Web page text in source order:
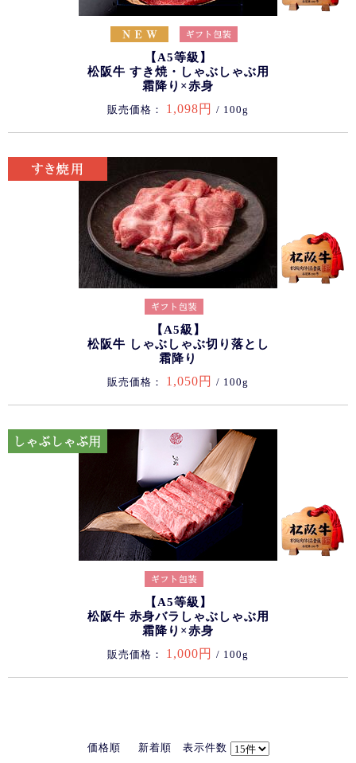
【A5等級】
松阪牛 すき焼・しゃぶしゃぶ用
霜降り×赤身
販売価格： 1,098円 / 100g
【A5級】
松阪牛 しゃぶしゃぶ切り落とし
霜降り
販売価格： 1,050円 / 100g
【A5等級】
松阪牛 赤身バラしゃぶしゃぶ用
霜降り×赤身
販売価格： 1,000円 / 100g
価格順 新着順 表示件数